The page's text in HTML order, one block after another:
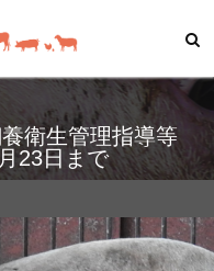
衛生管理指導等
23日まで